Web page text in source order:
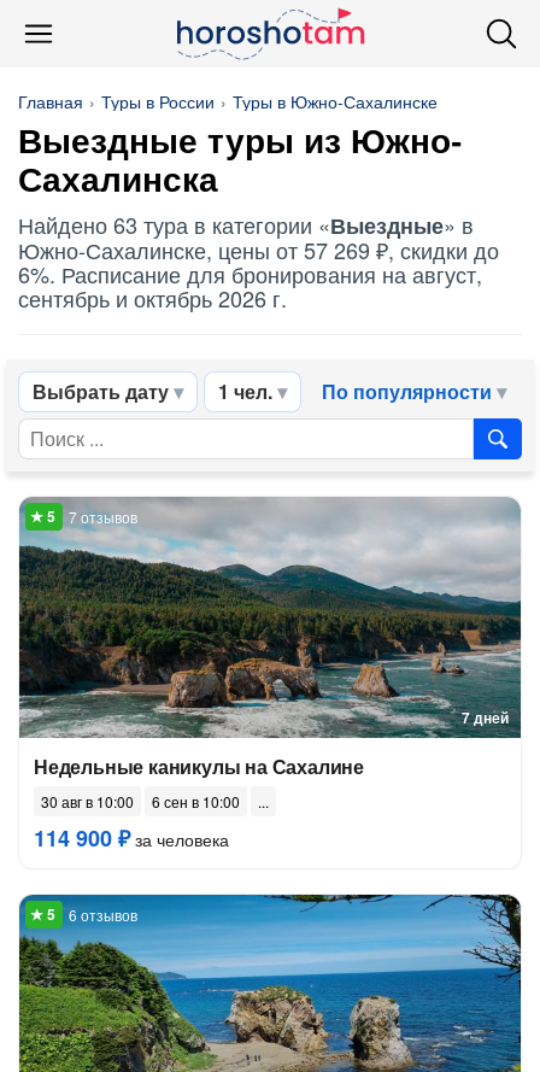
Главная Туры в России Туры в Южно-Сахалинске
Выездные туры из Южно-
Сахалинска
Найдено 63 тура в категории «Выездные» в
Южно-Сахалинске, цены от 57 269 ₽, скидки до
6%. Расписание для бронирования на август,
сентябрь и октябрь 2026 г.
Выбрать дату 1 чел. По популярности
7 дней
7 отзывов
Недельные каникулы на Сахалине
30 авг в 10:00 6 сен в 10:00
114 900 ₽за человека
6 отзывов